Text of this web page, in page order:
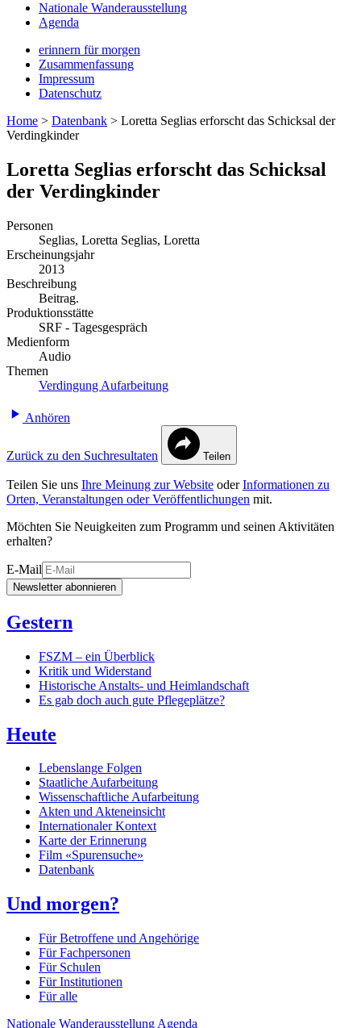
Nationale Wanderausstellung
Agenda
erinnern für morgen
Zusammenfassung
Impressum
Datenschutz
Home > Datenbank > Loretta Seglias erforscht das Schicksal der
Verdingkinder
Loretta Seglias erforscht das Schicksal
der Verdingkinder
Personen
Seglias, Loretta Seglias, Loretta
Erscheinungsjahr
2013
Beschreibung
Beitrag.
Produktionsstätte
SRF - Tagesgespräch
Medienform
Audio
Themen
Verdingung Aufarbeitung
Anhören
Zurück zu den Suchresultaten Teilen
Teilen Sie uns Ihre Meinung zur Website oderInformationen zu
Orten, Veranstaltungen oder Veröffentlichungen mit.
Möchten Sie Neuigkeiten zum Programm und seinen Aktivitäten
erhalten?
E-Mail
Newsletter abonnieren
Gestern
FSZM – ein Überblick
Kritik und Widerstand
Historische Anstalts- und Heimlandschaft
Es gab doch auch gute Pflegeplätze?
Heute
Lebenslange Folgen
Staatliche Aufarbeitung
Wissenschaftliche Aufarbeitung
Akten und Akteneinsicht
Internationaler Kontext
Karte der Erinnerung
Film «Spurensuche»
Datenbank
Und morgen?
Für Betroffene und Angehörige
Für Fachpersonen
Für Schulen
Für Institutionen
Für alle
Nationale Wanderausstellung Agenda